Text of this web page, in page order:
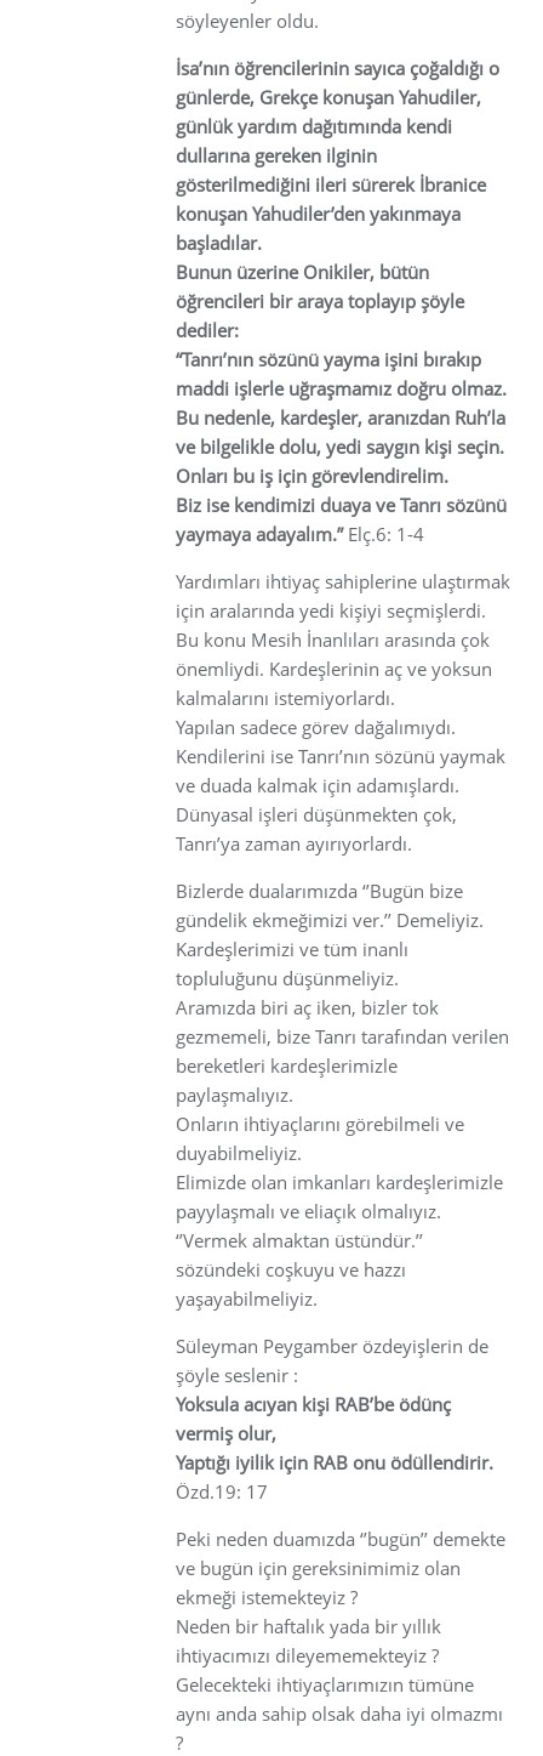
söyleyenler oldu.
İsa’nın öğrencilerinin sayıca çoğaldığı o
günlerde, Grekçe konuşan Yahudiler,
günlük yardım dağıtımında kendi
dullarına gereken ilginin
gösterilmediğini ileri sürerek İbranice
konuşan Yahudiler’den yakınmaya
başladılar.
Bunun üzerine Onikiler, bütün
öğrencileri bir araya toplayıp şöyle
dediler:
“Tanrı’nın sözünü yayma işini bırakıp
maddi işlerle uğraşmamız doğru olmaz.
Bu nedenle, kardeşler, aranızdan Ruh’la
ve bilgelikle dolu, yedi saygın kişi seçin.
Onları bu iş için görevlendirelim.
Biz ise kendimizi duaya ve Tanrı sözünü
yaymaya adayalım.”Elç.6: 1-4
Yardımları ihtiyaç sahiplerine ulaştırmak
için aralarında yedi kişiyi seçmişlerdi.
Bu konu Mesih İnanlıları arasında çok
önemliydi. Kardeşlerinin aç ve yoksun
kalmalarını istemiyorlardı.
Yapılan sadece görev dağalımıydı.
Kendilerini ise Tanrı’nın sözünü yaymak
ve duada kalmak için adamışlardı.
Dünyasal işleri düşünmekten çok,
Tanrı’ya zaman ayırıyorlardı.
Bizlerde dualarımızda ‘’Bugün bize
gündelik ekmeğimizi ver.’’ Demeliyiz.
Kardeşlerimizi ve tüm inanlı
topluluğunu düşünmeliyiz.
Aramızda biri aç iken, bizler tok
gezmemeli, bize Tanrı tarafından verilen
bereketleri kardeşlerimizle
paylaşmalıyız.
Onların ihtiyaçlarını görebilmeli ve
duyabilmeliyiz.
Elimizde olan imkanları kardeşlerimizle
payylaşmalı ve eliaçık olmalıyız.
‘’Vermek almaktan üstündür.’’
sözündeki coşkuyu ve hazzı
yaşayabilmeliyiz.
Süleyman Peygamber özdeyişlerin de
şöyle seslenir :
Yoksula acıyan kişi RAB’be ödünç
vermiş olur,
Yaptığı iyilik için RAB onu ödüllendirir.
Özd.19: 17
Peki neden duamızda ‘’bugün’’ demekte
ve bugün için gereksinimimiz olan
ekmeği istemekteyiz ?
Neden bir haftalık yada bir yıllık
ihtiyacımızı dileyememekteyiz ?
Gelecekteki ihtiyaçlarımızın tümüne
aynı anda sahip olsak daha iyi olmazmı
?